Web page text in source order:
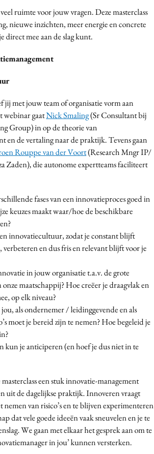
ruimte voor jouw vragen. Deze masterclass
nieuwe inzichten, meer energie en concrete
direct mee aan de slag kunt.
jij met jouw team of organisatie vorm aan
webinar gaatNick Smaling(Sr Consultant bij
Group) in op de theorie van
en de vertaling naar de praktijk. Tevens gaan
Rouppe van der Voort(Research Mngr IP/
Zaden), die autonome expertteams faciliteert
fases van een innovatieproces goed in
keuzes maakt waar/hoe de beschikbare
innovatiecultuur, zodat je constant blijft
en dus fris en relevant blijft voor je
in jouw organisatie t.a.v. de grote
maatschappij? Hoe creëer je draagvlak en
op elk niveau?
als ondernemer / leidinggevende en als
moet je bereid zijn te nemen? Hoe begeleid je
kun je anticiperen (en hoef je dus niet in te
een stuk innovatie-management
uit de dagelijkse praktijk. Innoveren vraagt
nemen van risico’s en te blijven experimenteren
dat vele goede ideeën vaak sneuvelen en je te
We gaan met elkaar het gesprek aan om te
in jou’ kunnen versterken.